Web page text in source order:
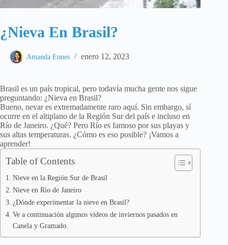
¿Nieva En Brasil?
Amanda Ennes enero 12, 2023
Brasil es un país tropical, pero todavía mucha gente nos sigue
preguntando: ¿Nieva en Brasil?
Bueno, nevar es extremadamente raro aquí. Sin embargo, sí
ocurre en el altiplano de la Región Sur del país e incluso en
Río de Janeiro. ¿Qué? Pero Río es famoso por sus playas y
sus altas temperaturas. ¿Cómo es eso posible? ¡Vamos a
aprender!
Table of Contents
Nieve en la Región Sur de Brasil
Nieve en Río de Janeiro
¿Dónde experimentar la nieve en Brasil?
Ve a continuación algunos videos de inviernos pasados ​​en
Canela y Gramado.